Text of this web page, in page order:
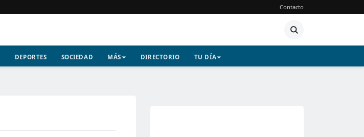
Contacto
DEPORTES SOCIEDAD MÁS DIRECTORIO TU DÍA